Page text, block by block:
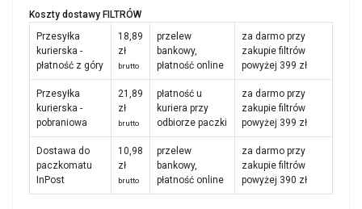
Koszty dostawy FILTRÓW
Przesyłka
kurierska -
płatność z góry
18,89
zł
brutto
przelew
bankowy,
płatność online
za darmo przy
zakupie filtrów
powyżej 399 zł
Przesyłka
kurierska -
pobraniowa
21,89
zł
brutto
płatność u
kuriera przy
odbiorze paczki
za darmo przy
zakupie filtrów
powyżej 399 zł
Dostawa do
paczkomatu
InPost
10,98
zł
brutto
przelew
bankowy,
płatność online
za darmo przy
zakupie filtrów
powyżej 390 zł